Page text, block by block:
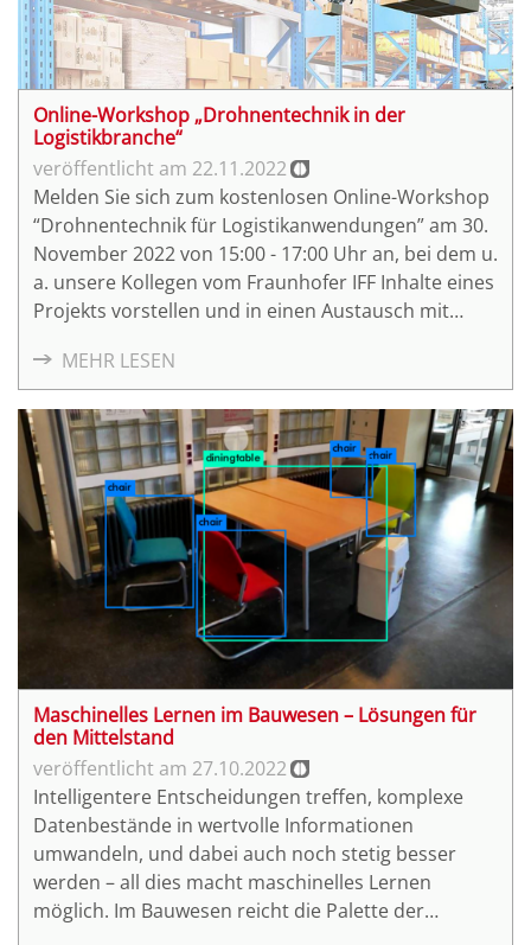
AWF 16 Änderungsmanagement bei Planungsänderungen (3)
Gamification
(3)
Kostencontrolling
(3)
Nachhaltigkeitsziele
BIM-Werkzeuge (3)
As-designed-Modell / As-planned-Modell (2)
Bauablaufsimulation (2)
Building Information Management (2)
Information Delivery Manual (2)
Single Source of Truth (2)
AWF 10 Kostenschätzung und Kostenberechnung (2)
AWF 13 Logistikplanung (2)
AWF 14 Erstellung von Ausführungsplänen
(2)
AWF 17 Abrechnung von Bauleistungen (2)
eGovernment(2)
ZUGFeRD(2)
Online-Ausweis
(2)
Online-Workshop „Drohnentechnik in der
Logistikbranche“
22.11.2022
Melden Sie sich zum kostenlosen Online-Workshop
“Drohnentechnik für Logistikanwendungen” am 30.
November 2022 von 15:00 - 17:00 Uhr an, bei dem u.
a. unsere Kollegen vom Fraunhofer IFF Inhalte eines
Projekts vorstellen und in einen Austausch mit
Forschung für genau Ihren Anwendungszweig
bieten kann.
MEHR LESEN
Maschinelles Lernen im Bauwesen – Lösungen für
den Mittelstand
27.10.2022
Intelligentere Entscheidungen treffen, komplexe
Datenbestände in wertvolle Informationen
umwandeln, und dabei auch noch stetig besser
werden – all dies macht maschinelles Lernen
möglich. Im Bauwesen reicht die Palette der